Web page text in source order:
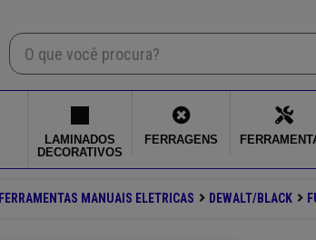
LAMINADOS
DECORATIVOS
FERRAGENS
FERRAMENTAS MANUAIS ELETRICAS DEWALT/BLACK